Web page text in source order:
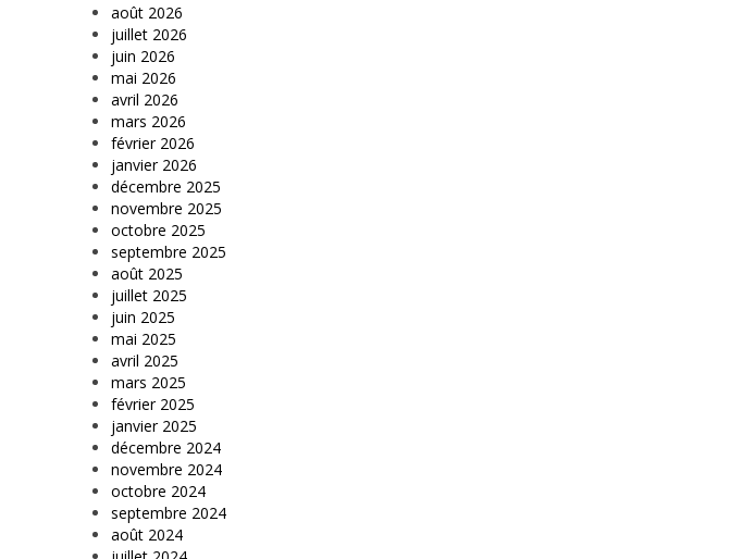
août 2026
juillet 2026
juin 2026
mai 2026
avril 2026
mars 2026
février 2026
janvier 2026
décembre 2025
novembre 2025
octobre 2025
septembre 2025
août 2025
juillet 2025
juin 2025
mai 2025
avril 2025
mars 2025
février 2025
janvier 2025
décembre 2024
novembre 2024
octobre 2024
septembre 2024
août 2024